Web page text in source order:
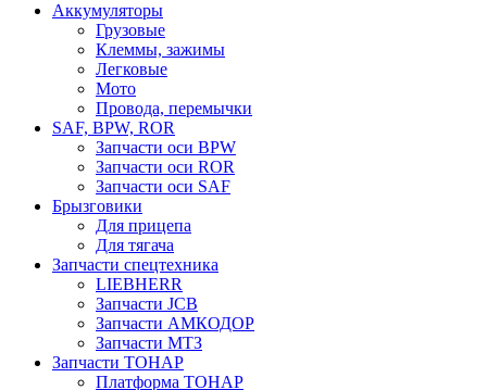
Аккумуляторы
Грузовые
Клеммы, зажимы
Легковые
Мото
Провода, перемычки
SAF, BPW, ROR
Запчасти оси BPW
Запчасти оси ROR
Запчасти оси SAF
Брызговики
Для прицепа
Для тягача
Запчасти спецтехника
LIEBHERR
Запчасти JCB
Запчасти АМКОДОР
Запчасти МТЗ
Запчасти ТОНАР
Платформа ТОНАР